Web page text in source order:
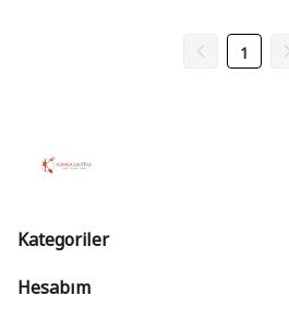
1
Kategoriler
Hesabım